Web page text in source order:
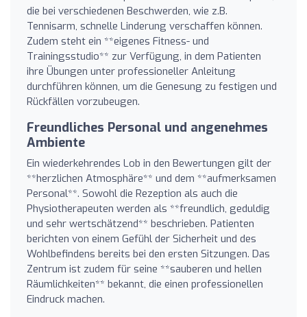
die bei verschiedenen Beschwerden, wie z.B.
Tennisarm, schnelle Linderung verschaffen können.
Zudem steht ein **eigenes Fitness- und
Trainingsstudio** zur Verfügung, in dem Patienten
ihre Übungen unter professioneller Anleitung
durchführen können, um die Genesung zu festigen und
Rückfällen vorzubeugen.
Freundliches Personal und angenehmes
Ambiente
Ein wiederkehrendes Lob in den Bewertungen gilt der
**herzlichen Atmosphäre** und dem **aufmerksamen
Personal**. Sowohl die Rezeption als auch die
Physiotherapeuten werden als **freundlich, geduldig
und sehr wertschätzend** beschrieben. Patienten
berichten von einem Gefühl der Sicherheit und des
Wohlbefindens bereits bei den ersten Sitzungen. Das
Zentrum ist zudem für seine **sauberen und hellen
Räumlichkeiten** bekannt, die einen professionellen
Eindruck machen.